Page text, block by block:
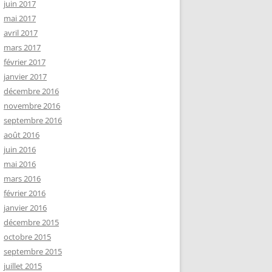
juin 2017
mai 2017
avril 2017
mars 2017
février 2017
janvier 2017
décembre 2016
novembre 2016
septembre 2016
août 2016
juin 2016
mai 2016
mars 2016
février 2016
janvier 2016
décembre 2015
octobre 2015
septembre 2015
juillet 2015